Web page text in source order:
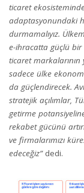
ticaret
adaptasyonundaki
durmamalıyız.
e-ihracatta güçlü bir
ticaret
sadece ülke
da güçlendirecek.
stratejik açılımlar,
getirme
rekabet gücünü
ve firmalarımızı
edeceğiz”dedi.